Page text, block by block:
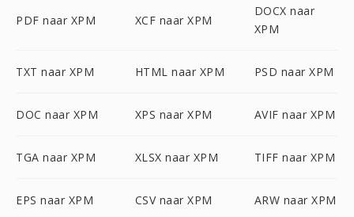
PDF naar XPM XCF naar XPM
DOCX naar
XPM
TXT naar XPM HTML naar XPM PSD naar XPM
DOC naar XPM XPS naar XPM AVIF naar XPM
TGA naar XPM XLSX naar XPM TIFF naar XPM
EPS naar XPM CSV naar XPM ARW naar XPM